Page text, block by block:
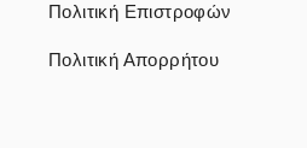
Πολιτική Επιστροφών
Πολιτική Απορρήτου